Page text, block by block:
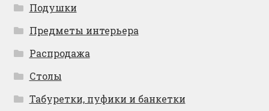
Подушки
Предметы интерьера
Распродажа
Столы
Табуретки, пуфики и банкетки